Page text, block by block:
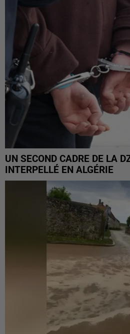
UN SECOND CADRE DE LA
INTERPELLÉ EN ALGÉRIE